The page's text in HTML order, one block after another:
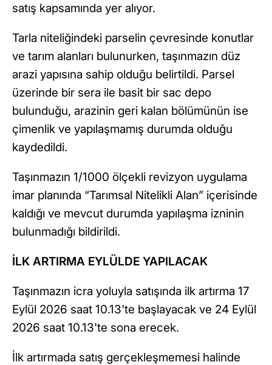
satış kapsamında yer alıyor.
Tarla niteliğindeki parselin çevresinde konutlar
ve tarım alanları bulunurken, taşınmazın düz
arazi yapısına sahip olduğu belirtildi. Parsel
üzerinde bir sera ile basit bir sac depo
bulunduğu, arazinin geri kalan bölümünün ise
çimenlik ve yapılaşmamış durumda olduğu
kaydedildi.
Taşınmazın 1/1000 ölçekli revizyon uygulama
imar planında “Tarımsal Nitelikli Alan” içerisinde
kaldığı ve mevcut durumda yapılaşma izninin
bulunmadığı bildirildi.
İLK ARTIRMA EYLÜLDE YAPILACAK
Taşınmazın icra yoluyla satışında ilk artırma 17
Eylül 2026 saat 10.13'te başlayacak ve 24 Eylül
2026 saat 10.13'te sona erecek.
İlk artırmada satış gerçekleşmemesi halinde